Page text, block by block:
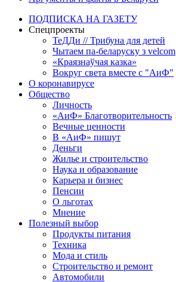
ПОДПИСКА НА ГАЗЕТУ
Спецпроекты
ТеДДи // Трибуна для детей
Чытаем па-беларуску з velcom
«Краязнаўчая казка»
Вокруг света вместе с "АиФ"
О коронавирусе
Общество
Личность
«АиФ» Благотворительность
Вечные ценности
В «АиФ» пишут
Деньги
Жилье и строительство
Наука и образование
Карьера и бизнес
Пенсии
О льготах
Мнение
Полезный выбор
Продукты питания
Техника
Мода и стиль
Строительство и ремонт
Автомобили